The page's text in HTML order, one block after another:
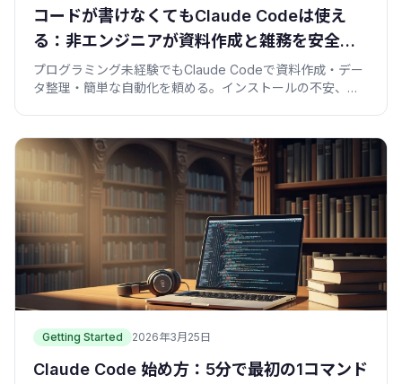
コードが書けなくてもClaude Codeは使え
る：非エンジニアが資料作成と雑務を安全に
任せる始め方
プログラミング未経験でもClaude Codeで資料作成・デー
タ整理・簡単な自動化を頼める。インストールの不安、権
Getting Started 2026年3月25日
Claude Code 始め方：5分で最初の1コマンド